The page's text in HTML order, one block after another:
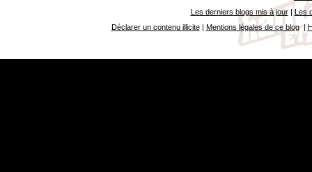
Les derniers blogs mis à jour| Les
Déclarer un contenu illicite| Mentions légales de ce blog|